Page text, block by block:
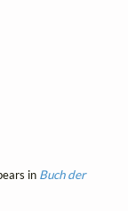
in Buch der